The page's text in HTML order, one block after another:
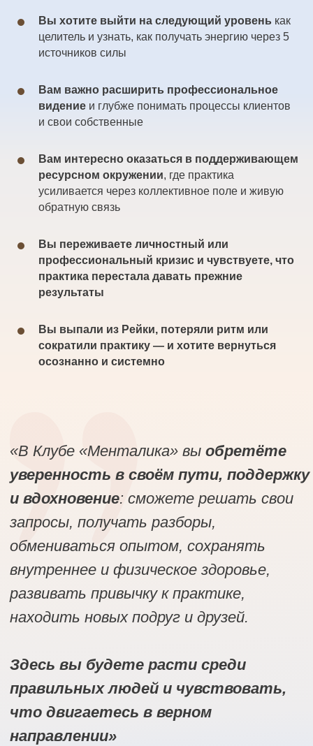
Вы хотите выйти на следующий уровень как
целитель и узнать, как получать энергию через 5
источников силы
Вам важно расширить профессиональное
видение и глубже понимать процессы клиентов
и свои собственные
Вам интересно оказаться в поддерживающем
ресурсном окружении, где практика
усиливается через коллективное поле и живую
обратную связь
Вы переживаете личностный или
профессиональный кризис и чувствуете, что
практика перестала давать прежние
результаты
Вы выпали из Рейки, потеряли ритм или
сократили практику — и хотите вернуться
осознанно и системно